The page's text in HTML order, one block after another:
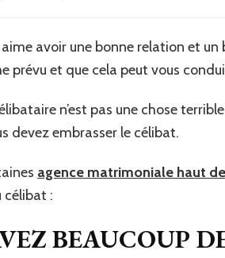
avoir une bonne relation et
prévu et que cela peut vous
n’est pas une chose
devez embrasser le célibat.
agence matrimoniale haut
célibat :
BEAUCOUP